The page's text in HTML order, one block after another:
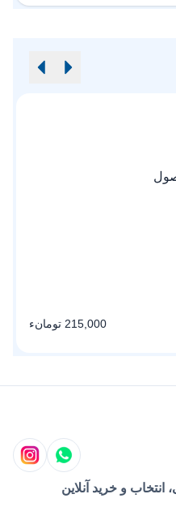
215,000 تومانء
انتخاب و خرید آنلاین